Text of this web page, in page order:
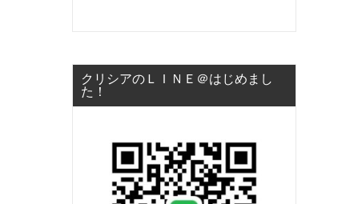
クリシアのＬＩＮＥ＠はじめまし
た！